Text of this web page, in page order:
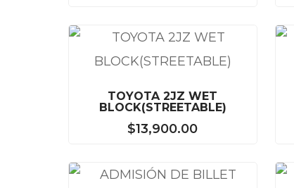
TOYOTA 2JZ WET
BLOCK(STREETABLE)
$13,900.00